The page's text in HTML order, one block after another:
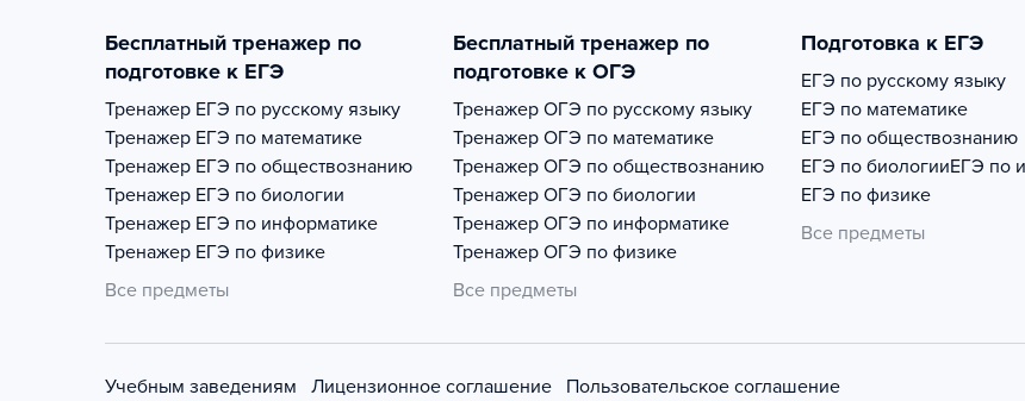
Бесплатный тренажер по
подготовке к ЕГЭ
Тренажер ЕГЭ по русскому языку
Тренажер ЕГЭ по математике
Тренажер ЕГЭ по обществознанию
Тренажер ЕГЭ по биологии
Тренажер ЕГЭ по информатике
Тренажер ЕГЭ по физике
Все предметы
Бесплатный тренажер по
подготовке к ОГЭ
Тренажер ОГЭ по русскому языку
Тренажер ОГЭ по математике
Тренажер ОГЭ по обществознанию
Тренажер ОГЭ по биологии
Тренажер ОГЭ по информатике
Тренажер ОГЭ по физике
Все предметы
Подготовка к ЕГЭ
ЕГЭ по русскому языку
ЕГЭ по математике
ЕГЭ по обществознанию
ЕГЭ по биологииЕГЭ по
ЕГЭ по физике
Все предметы
Учебным заведениям Лицензионное соглашение Пользовательское соглашение